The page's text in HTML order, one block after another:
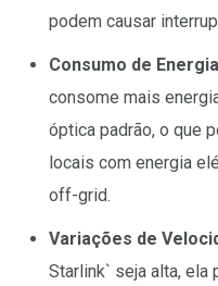
podem causar
Consumo de
consome mais
óptica padrão, o que
locais com energia
off-grid.
Variações de
Starlink` seja alta, ela